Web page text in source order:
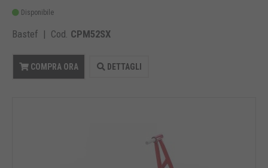
Disponibile
Bastef | Cod. CPM52SX
COMPRA ORA DETTAGLI